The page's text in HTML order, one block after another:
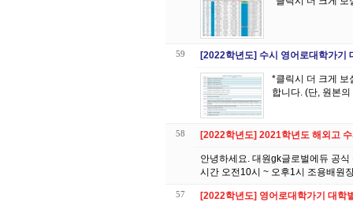
59 [2022학년도] 수시 영어로대학가기
*클릭시 더 크게 보실 수 있습니다 *이 표의 저작권은 대원 GK글
합니다. (단, 원본
58 [2022학년도] 2021학년도 해외고
안녕하세요. 대원gk글로벌에듀 공
시간 오전10시 ~ 오후1시 조용배원
57 [2022학년도] 영어로대학가기 대학